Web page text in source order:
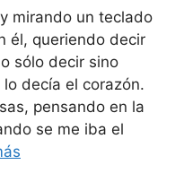
mirando un teclado
él, queriendo decir
sólo decir sino
decía el corazón.
pensando en la
se me iba el